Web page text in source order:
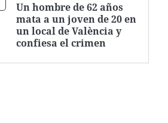
Un hombre de 62 años
mata a un joven de 20 en
un local de València y
confiesa el crimen